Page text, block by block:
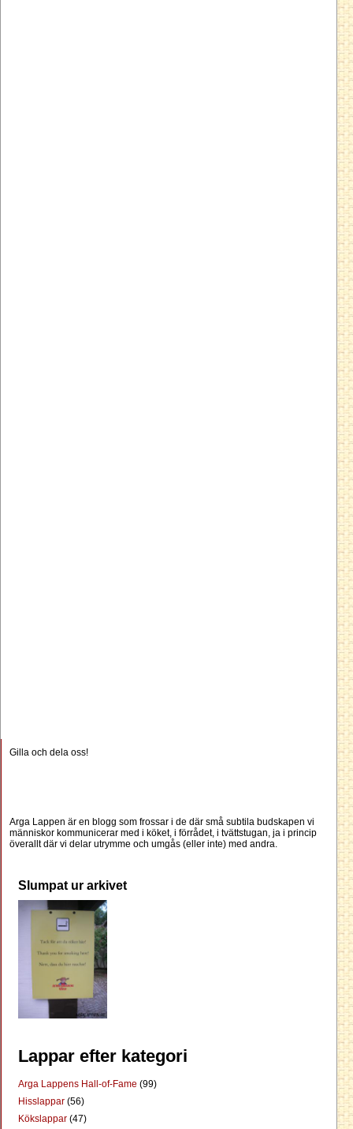
Gilla och dela oss!
Arga Lappen är en blogg som frossar i de där små subtila budskapen vi
människor kommunicerar med i köket, i förrådet, i tvättstugan, ja i princip
överallt där vi delar utrymme och umgås (eller inte) med andra.
Slumpat ur arkivet
Lappar efter kategori
Arga Lappens Hall-of-Fame (99)
Hisslappar (56)
Kökslappar (47)